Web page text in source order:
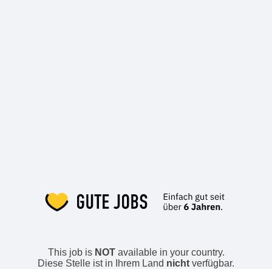
This job is NOTavailable in your country.
Diese Stelle ist in Ihrem Land nicht verfügbar.